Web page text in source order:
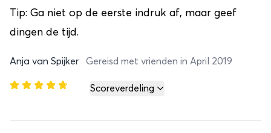
Tip: Ga niet op de eerste indruk af, maar geef
dingen de tijd.
Anja van Spijker Gereisd met vrienden in April 2019
Scoreverdeling